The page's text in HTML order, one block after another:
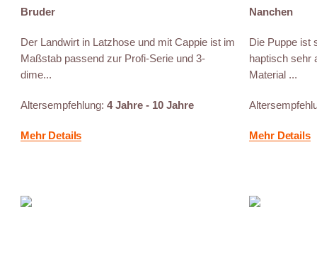
Bruder
Der Landwirt in Latzhose und mit Cappie ist im
Maßstab passend zur Profi-Serie und 3-
dime...
Altersempfehlung:4 Jahre - 10 Jahre
Mehr Details
Nanchen
Die Puppe ist
haptisch sehr
Material ...
Mehr Details